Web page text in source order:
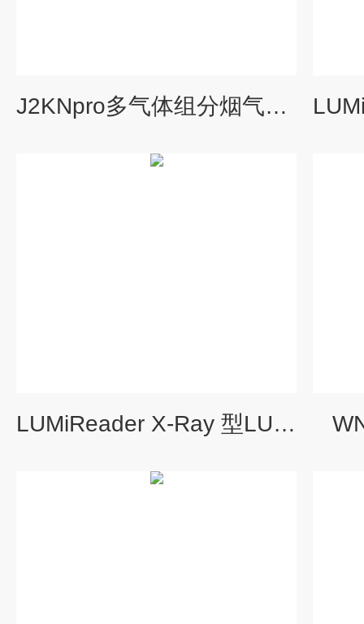
J2KNpro多气体组分烟气分析仪
LUMiReader X-Ray 型LUMiReader X-Ray 分散体系分析仪